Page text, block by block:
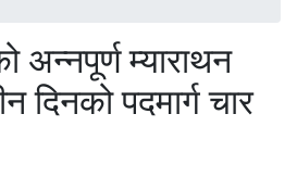
म्याराथन
दिनको पदमार्ग चार